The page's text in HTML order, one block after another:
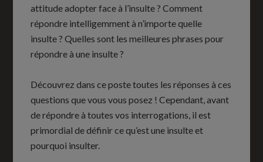
attitude adopter face à l’insulte ? Comment
répondre intelligemment à n’importe quelle
insulte ? Quelles sont les meilleures phrases pour
répondre à une insulte ?
Découvrez dans ce poste toutes les réponses à ces
questions que vous vous posez ! Cependant, avant
de répondre à toutes vos interrogations, il est
primordial de définir ce qu’est une insulte et
pourquoi insulter.